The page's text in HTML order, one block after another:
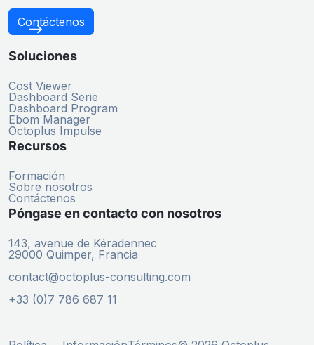
Contáctenos
Soluciones
Cost Viewer
Dashboard Serie
Dashboard Program
Ebom Manager
Octoplus Impulse
Recursos
Formación
Sobre nosotros
Contáctenos
Póngase en contacto con nosotros
143, avenue de Kéradennec
29000 Quimper, Francia
contact@octoplus-consulting.com
+33 (0)7 786 687 11